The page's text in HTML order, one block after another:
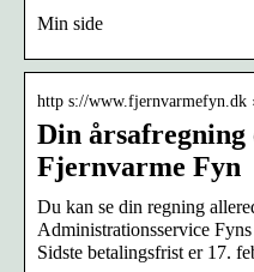
Min side
http s://www.fjernvarmefyn.dk
Din årsafregning
Fjernvarme Fyn
Du kan se din regning
Administrationsservice
Sidste betalingsfrist er 17.